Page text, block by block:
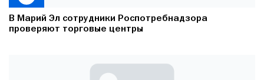
В Марий Эл сотрудники Роспотребнадзора
проверяют торговые центры